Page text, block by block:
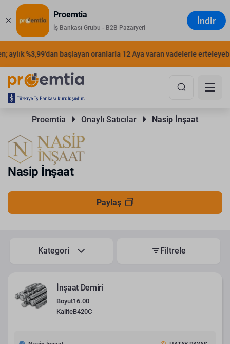
Proemtia
İş Bankası Grubu - B2B Pazaryeri
İndir
aylık %3,99'dan başlayan oranlarla 12 Aya varan vadelerle
Proemtia Onaylı Satıcılar Nasip İnşaat
Nasip İnşaat
Paylaş
Kategori Filtrele
İnşaat Demiri
Boyut16.00
KaliteB420C